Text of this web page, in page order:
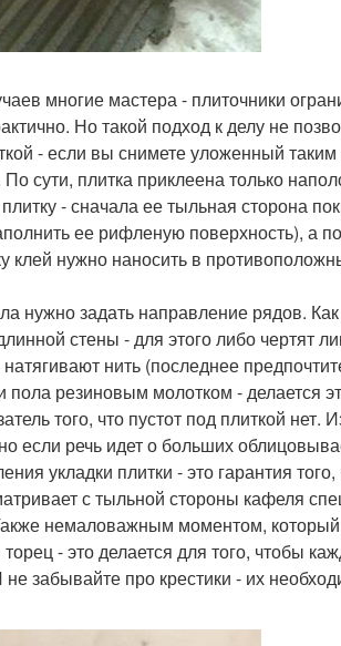
многие мастера - плиточники
Но такой подход к делу не
- если вы снимете уложенный
сути, плитка приклеена только
- сначала ее тыльная сторона
ее рифленую поверхность), а
клей нужно наносить в
нужно задать направление рядов.
стены - для этого либо чертят
нить (последнее
резиновым молотком - делается
того, что пустот под плиткой нет.
если речь идет о больших
укладки плитки - это гарантия
с тыльной стороны кафеля
немаловажным моментом,
- это делается для того, чтобы
забывайте про крестики - их